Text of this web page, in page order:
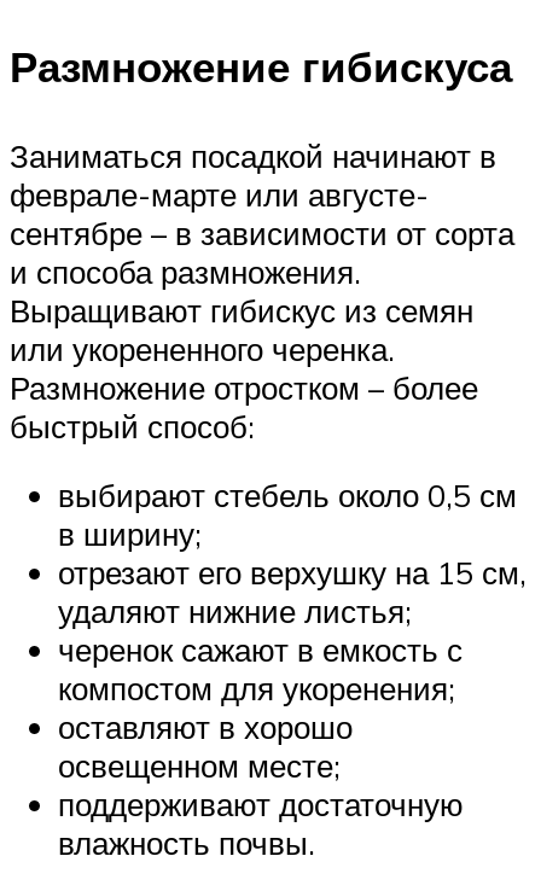
Размножение гибискуса
Заниматься посадкой начинают в
феврале-марте или августе-
сентябре – в зависимости от сорта
и способа размножения.
Выращивают гибискус из семян
или укорененного черенка.
Размножение отростком – более
быстрый способ:
выбирают стебель около 0,5 см
в ширину;
отрезают его верхушку на 15 см,
удаляют нижние листья;
черенок сажают в емкость с
компостом для укоренения;
оставляют в хорошо
освещенном месте;
поддерживают достаточную
влажность почвы.